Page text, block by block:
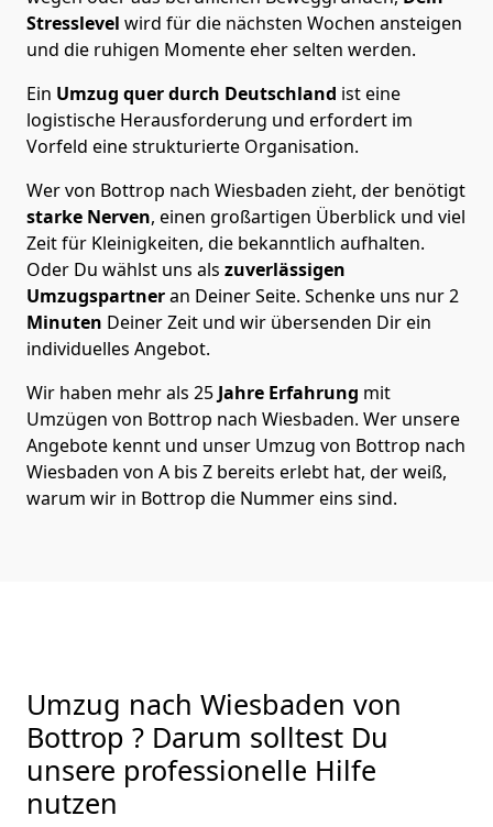
Stresslevel wird für die nächsten Wochen ansteigen
und die ruhigen Momente eher selten werden.
Ein Umzug quer durch Deutschland ist eine
logistische Herausforderung und erfordert im
Vorfeld eine strukturierte Organisation.
Wer von Bottrop nach Wiesbaden zieht, der benötigt
starke Nerven, einen großartigen Überblick und viel
Zeit für Kleinigkeiten, die bekanntlich aufhalten.
Oder Du wählst uns als zuverlässigen
Umzugspartneran Deiner Seite. Schenke uns nur2
Minuten Deiner Zeit und wir übersenden Dir ein
individuelles Angebot.
Wir haben mehr als 25 Jahre Erfahrung mit
Umzügen von Bottrop nach Wiesbaden. Wer unsere
Angebote kennt und unser Umzug von Bottrop nach
Wiesbaden von A bis Z bereits erlebt hat, der weiß,
warum wir in Bottrop die Nummer eins sind.
Umzug nach Wiesbaden von
Bottrop ? Darum solltest Du
unsere professionelle Hilfe
nutzen